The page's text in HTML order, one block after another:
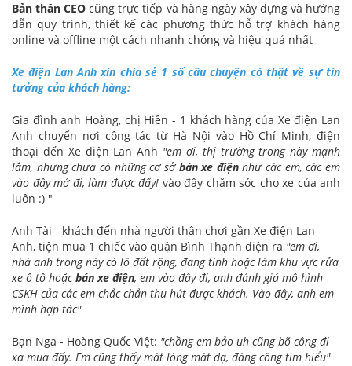
Bản thân CEO cũng trực tiếp và hàng ngày xây dựng và hướng
dẫn quy trình, thiết kế các phương thức hỗ trợ khách hàng
online và offline một cách nhanh chóng và hiệu quả nhất
Xe điện Lan Anh xin chia sẻ 1 số câu chuyện có thật về sự tin
tưởng của khách hàng:
Gia đình anh Hoàng, chị Hiền - 1 khách hàng của Xe điện Lan
Anh chuyển nơi công tác từ Hà Nội vào Hồ Chí Minh, điện
thoại đến Xe điện Lan Anh "em ơi, thị trường trong này mạnh
lắm, nhưng chưa có những cơ sởbán xe điệnnhư các em, các em
vào đây mở đi, làm được đấy! vào đây chăm sóc cho xe của anh
luôn :) "
Anh Tài - khách đến nhà người thân chơi gần Xe điện Lan
Anh, tiện mua 1 chiếc vào quận Bình Thạnh điện ra "em ơi,
nhà anh trong này có lô đất rộng, đang tính hoặc làm khu vực rửa
xe ô tô hoặcbán xe điện, em vào đây đi, anh đánh giá mô hình
CSKH của các em chắc chắn thu hút được khách. Vào đây, anh em
mình hợp tác"
Bạn Nga - Hoàng Quốc Việt: "chồng em bảo uh cũng bõ công đi
xa mua đấy. Em cũng thấy mát lòng mát dạ, đáng công tìm hiểu"